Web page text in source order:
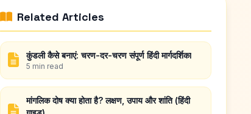
Related Articles
कुंडली कैसे बनाएं: चरण-दर-चरण संपूर्ण हिंदी मार्गदर्शिका
5 min read
मांगलिक दोष क्या होता है? लक्षण, उपाय और शांति (हिंदी